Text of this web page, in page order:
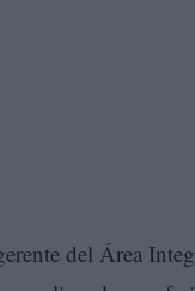
del Área